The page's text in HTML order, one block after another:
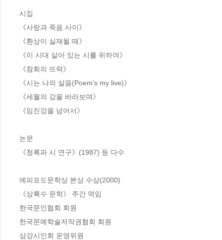
시집
《사랑과 죽음 사이》
《환상이 실재될 때》
《이 시대 살아 있는 시를 위하여》
《참회의 뜨락》
《시는 나의 살음(Poem's my live)》
《세월의 강을 바라보며》
《임진강을 넘어서》
논문
《청록파 시 연구》(1987) 등 다수
에피포도문학상 본상 수상(2000)
《상록수 문학》 주간 역임
한국문인협회 회원
한국문예학술저작권협회 회원
삼강시인회 운영위원